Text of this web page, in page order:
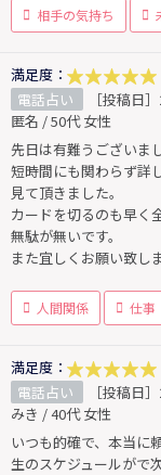
相手の気持ち
満足度：
電話占い
［投稿日
匿名 / 50代 女性
先日は有難うございま
短時間にも関わらず詳
見て頂きました。
カードを切るのも早く
無駄が無いです。
また宜しくお願い致しま
人間関係 仕事
満足度：
電話占い
［投稿日
みき / 40代 女性
いつも的確で、本当に
生のスケジュールがで